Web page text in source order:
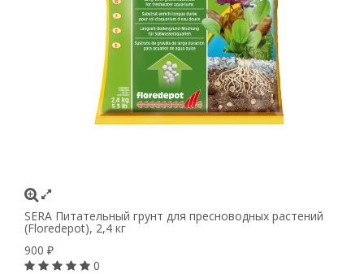
SERA Питательный грунт для пресноводных растений
(Floredepot), 2,4 кг
900 ₽
0